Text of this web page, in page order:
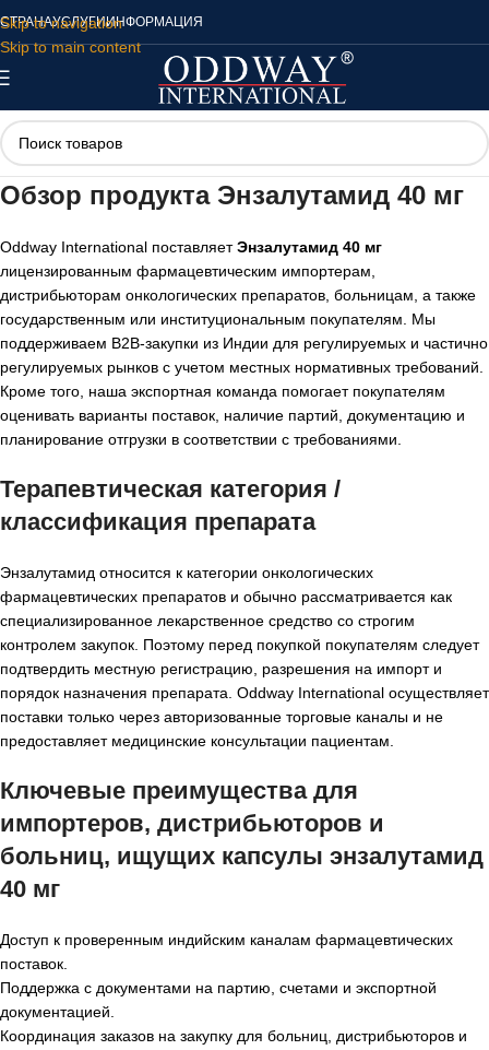
Skip to navigation
Skip to main content
СТРАНАУСЛУГИИНФОРМАЦИЯ
Обзор продукта Энзалутамид 40 мг
Oddway International поставляетЭнзалутамид 40 мг
лицензированным фармацевтическим импортерам,
дистрибьюторам онкологических препаратов, больницам, а также
государственным или институциональным покупателям. Мы
поддерживаем B2B-закупки из Индии для регулируемых и частично
регулируемых рынков с учетом местных нормативных требований.
Кроме того, наша экспортная команда помогает покупателям
оценивать варианты поставок, наличие партий, документацию и
планирование отгрузки в соответствии с требованиями.
Терапевтическая категория /
классификация препарата
Энзалутамид относится к категории онкологических
фармацевтических препаратов и обычно рассматривается как
специализированное лекарственное средство со строгим
контролем закупок. Поэтому перед покупкой покупателям следует
подтвердить местную регистрацию, разрешения на импорт и
порядок назначения препарата. Oddway International осуществляет
поставки только через авторизованные торговые каналы и не
предоставляет медицинские консультации пациентам.
Ключевые преимущества для
импортеров, дистрибьюторов и
больниц, ищущих капсулы энзалутамид
40 мг
Доступ к проверенным индийским каналам фармацевтических
поставок.
Поддержка с документами на партию, счетами и экспортной
документацией.
Координация заказов на закупку для больниц, дистрибьюторов и